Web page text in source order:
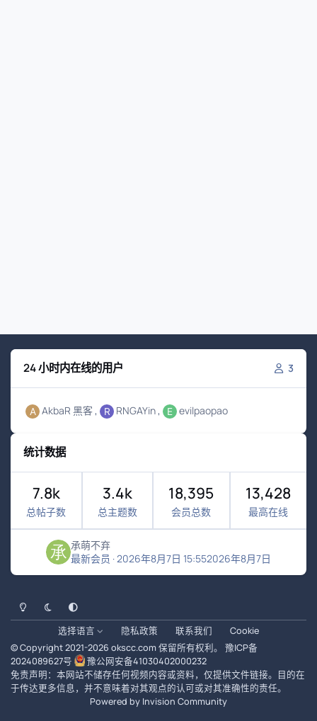
24 小时内在线的用户 3
AkbaR 黑客 RNGAYin evilpaopao
统计数据
7.8k
总帖子数
3.4k
总主题数
18,395
会员总数
13,428
最高在线
承萌不弃
最新会员 ·2026年8月7日 15:552026年8月7日
浅色模式黑暗模式系统偏好
选择语言 隐私政策 联系我们
Cookie
© Copyright 2021-2026 okscc.com 保留所有权利。 豫ICP备
2024089627号
豫公网安备41030402000232
免责声明：本网站不储存任何视频内容或资料，仅提供文件链接。目的在
于传达更多信息，并不意味着对其观点的认可或对其准确性的责任。
Powered by Invision Community